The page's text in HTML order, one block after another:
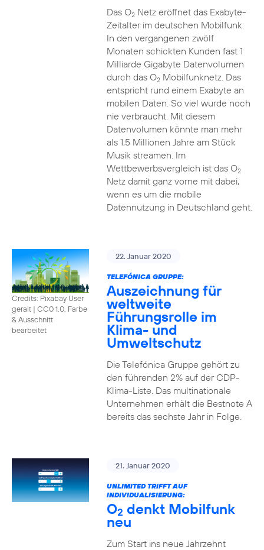
Das O2Netz eröffnet das Exabyte-
Zeitalter im deutschen Mobilfunk:
In den vergangenen zwölf
Monaten schickten Kunden fast 1
Milliarde Gigabyte Datenvolumen
durch das O2Mobilfunknetz. Das
entspricht rund einem Exabyte an
mobilen Daten. So viel wurde noch
nie verbraucht. Mit diesem
Datenvolumen könnte man mehr
als 1,5 Millionen Jahre am Stück
Musik streamen. Im
Wettbewerbsvergleich ist das O2
Netz damit ganz vorne mit dabei,
wenn es um die mobile
Datennutzung in Deutschland geht.
Credits: Pixabay User
geralt | CC0 1.0, Farbe
& Ausschnitt
bearbeitet
22. Januar 2020
TELEFÓNICA GRUPPE:
Auszeichnung für
weltweite
Führungsrolle im
Klima- und
Umweltschutz
Die Telefónica Gruppe gehört zu
den führenden 2% auf der CDP-
Klima-Liste. Das multinationale
Unternehmen erhält die Bestnote A
bereits das sechste Jahr in Folge.
21. Januar 2020
UNLIMITED TRIFFT AUF
INDIVIDUALISIERUNG:
O2 denkt Mobilfunk
neu
Zum Start ins neue Jahrzehnt